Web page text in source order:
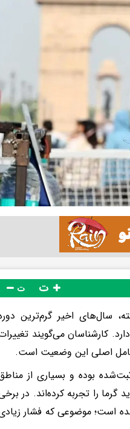
ت
سال‌های اخیر گرم‌ترین
کارشناسان می‌گویند
اصلی این وضعیت است.
سال‌های تاریخ ثبت‌شده بوده و بسیاری از
گرما را تجربه کرده‌اند. در
است؛ موضوعی که فشار